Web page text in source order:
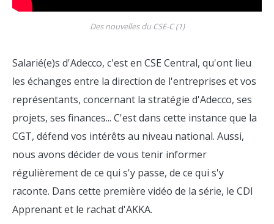
Des nouvelles du CSE-C (1)
Salarié(e)s d'Adecco, c'est en CSE Central, qu'ont lieu
les échanges entre la direction de l'entreprises et vos
représentants, concernant la stratégie d'Adecco, ses
projets, ses finances... C'est dans cette instance que la
CGT, défend vos intérêts au niveau national. Aussi,
nous avons décider de vous tenir informer
régulièrement de ce qui s'y passe, de ce qui s'y
raconte. Dans cette première vidéo de la série, le CDI
Apprenant et le rachat d'AKKA.